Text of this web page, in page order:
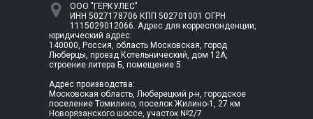
ООО "ГЕРКУЛЕС"
ИНН 5027178706 КПП 502701001 ОГРН
1115029012066. Адрес для корреспонденции,
юридический адрес:
140000, Россия, область Московская, город
Люберцы, проезд Котельнический, дом 12А,
строение литера Б, помещение 5
Адрес производства:
Московская область, Люберецкий р-н, городское
поселение Томилино, поселок Жилино-1, 27 км
Новорязанского шоссе, участок №2/7